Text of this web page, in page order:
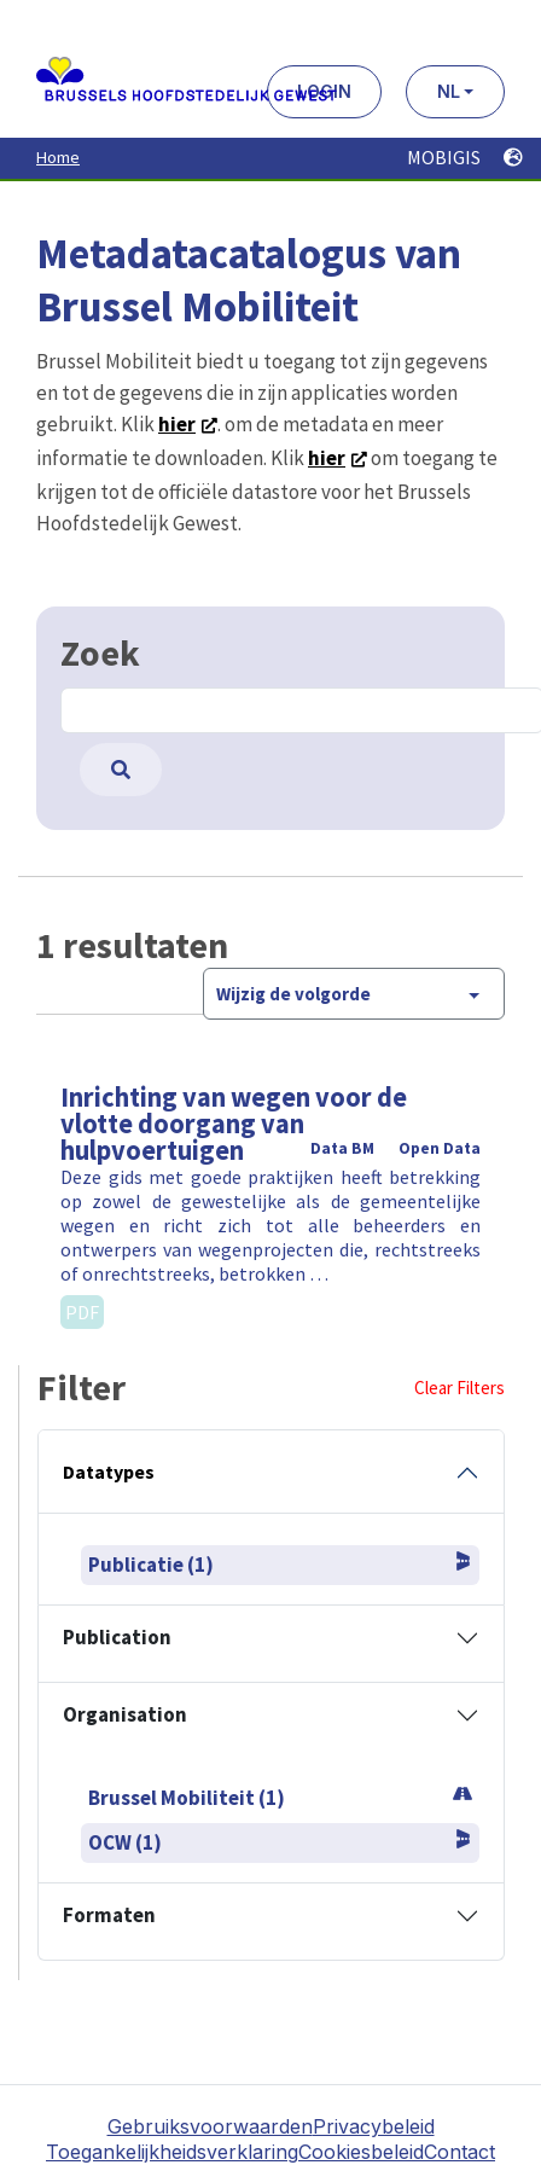
contenu
principal
LOGIN NL
Home MOBIGIS
Metadatacatalogus van
Brussel Mobiliteit
Brussel Mobiliteit biedt u toegang tot zijn gegevens
en tot de gegevens die in zijn applicaties worden
gebruikt. Klikhier
. om de metadata en meer
informatie te downloaden. Klikhier
om toegang te
krijgen tot de officiële datastore voor het Brussels
Hoofdstedelijk Gewest.
Zoek
1 resultaten
Wijzig de volgorde
Inrichting van wegen voor de
vlotte doorgang van
hulpvoertuigen Open Data
Data BM
Deze gids met goede praktijken heeft betrekking
op zowel de gewestelijke als de gemeentelijke
wegen en richt zich tot alle beheerders en
ontwerpers van wegenprojecten die, rechtstreeks
of onrechtstreeks, betrokken …
PDF
Filter Clear Filters
Datatypes
Publicatie (1)
Publication
Organisation
Brussel Mobiliteit (1)
OCW (1)
Formaten
GebruiksvoorwaardenPrivacybeleid
ToegankelijkheidsverklaringCookiesbeleidContact